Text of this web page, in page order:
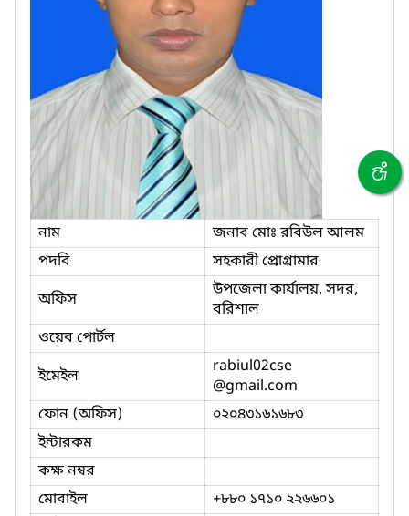
নাম
জনাব মোঃ রবিউল আলম
পদবি
সহকারী প্রোগ্রামার
অফিস
উপজেলা কার্যালয়, সদর,
বরিশাল
ওয়েব পোর্টল
ইমেইল
rabiul02cse
@gmail.com
ফোন (অফিস)
০২০৪৩১৬১৬৮৩
ইন্টারকম
কক্ষ নম্বর
মোবাইল
+৮৮০ ১৭১০ ২২৬৬০১